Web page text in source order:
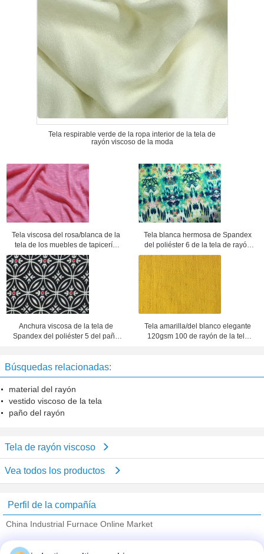
Tela respirable verde de la ropa interior de la tela de
rayón viscoso de la moda
Tela viscosa del rosa/blanca de la
tela de los muebles de tapicería
para la ropa de deportes
Tela blanca hermosa de Spandex
del poliéster 6 de la tela de rayón
viscoso 94
Anchura viscosa de la tela de
Spandex del poliéster 5 del paño
Tela amarilla/del blanco elegante
120gsm 100 de rayón de la tela
Búsquedas relacionadas:
material del rayón
vestido viscoso de la tela
paño del rayón
Tela de rayón viscoso
Vea todos los productos
Perfil de la compañía
China Industrial Furnace Online Market